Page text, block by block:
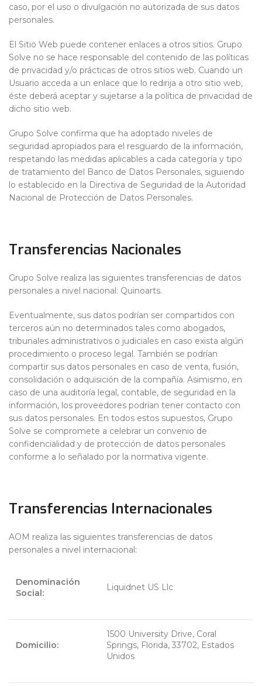
caso, por el uso o divulgación no autorizada de sus datos
personales.
El Sitio Web puede contener enlaces a otros sitios. Grupo
Solve no se hace responsable del contenido de las políticas
de privacidad y/o prácticas de otros sitios web. Cuando un
Usuario acceda a un enlace que lo redirija a otro sitio web,
éste deberá aceptar y sujetarse a la política de privacidad de
dicho sitio web.
Grupo Solve confirma que ha adoptado niveles de
seguridad apropiados para el resguardo de la información,
respetando las medidas aplicables a cada categoría y tipo
de tratamiento del Banco de Datos Personales, siguiendo
lo establecido en la Directiva de Seguridad de la Autoridad
Nacional de Protección de Datos Personales.
Transferencias Nacionales
Grupo Solve realiza las siguientes transferencias de datos
personales a nivel nacional: Quinoarts.
Eventualmente, sus datos podrían ser compartidos con
terceros aún no determinados tales como abogados,
tribunales administrativos o judiciales en caso exista algún
procedimiento o proceso legal. También se podrían
compartir sus datos personales en caso de venta, fusión,
consolidación o adquisición de la compañía. Asimismo, en
caso de una auditoría legal, contable, de seguridad en la
información, los proveedores podrían tener contacto con
sus datos personales. En todos estos supuestos, Grupo
Solve se compromete a celebrar un convenio de
confidencialidad y de protección de datos personales
conforme a lo señalado por la normativa vigente.
Transferencias Internacionales
AOM realiza las siguientes transferencias de datos
personales a nivel internacional:
Denominación
Social:
Liquidnet US Llc
Domicilio:
1500 University Drive, Coral
Springs, Florida, 33702, Estados
Unidos